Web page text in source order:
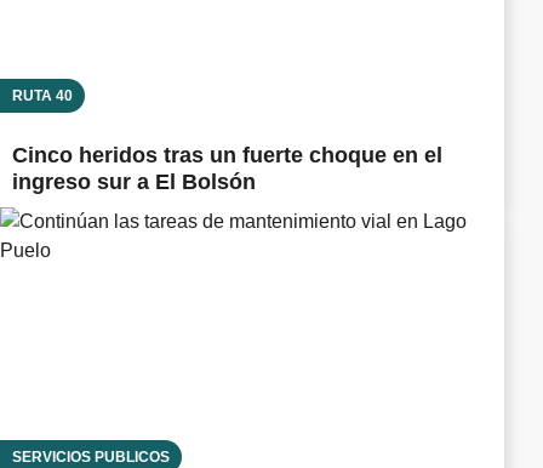
RUTA 40
Cinco heridos tras un fuerte choque en el
ingreso sur a El Bolsón
SERVICIOS PÚBLICOS